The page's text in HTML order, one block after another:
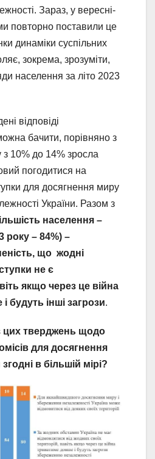
Зараз, у вересні-
повторно поставили це
динаміки суспільних
зокрема, зрозуміти,
населення за літо 2023
відповіді
бачити, порівняно з
10% до 14% зросла
погодитися на
для досягнення миру
України. Разом з
населення –
року – 84%) –
що жодні
не є
якщо через це війна
будуть інші загрози.
цих тверджень щодо
для досягнення
в більшій мірі?